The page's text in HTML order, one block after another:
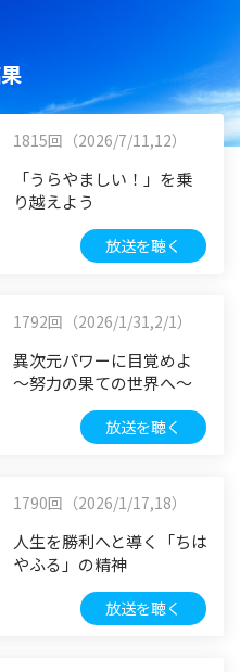
1815回（2026/7/11,12）
「うらやましい！」を乗
り越えよう
放送を聴く
1792回（2026/1/31,2/1）
異次元パワーに目覚めよ
～努力の果ての世界へ～
放送を聴く
1790回（2026/1/17,18）
人生を勝利へと導く「ちは
やふる」の精神
放送を聴く